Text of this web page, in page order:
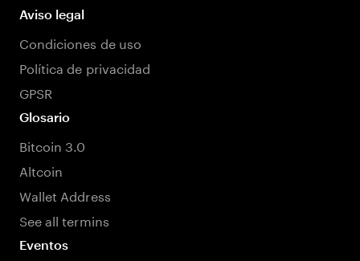
Aviso legal
Condiciones de uso
Política de privacidad
GPSR
Glosario
Bitcoin 3.0
Altcoin
Wallet Address
See all termins
Eventos